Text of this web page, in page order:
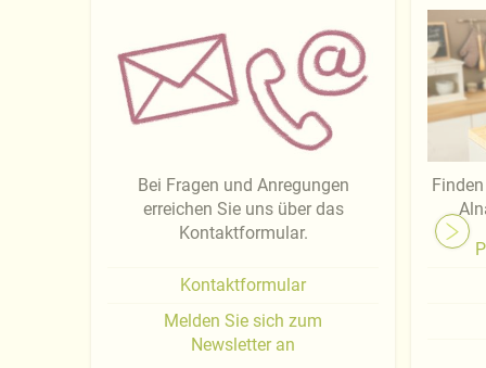
Bei Fragen und Anregungen
erreichen Sie uns über das
Kontaktformular.
Kontaktformular
Melden Sie sich zum
Newsletter an